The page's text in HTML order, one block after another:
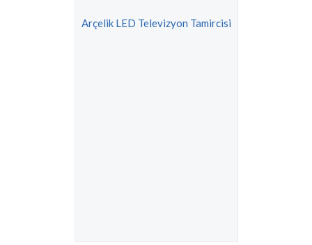
Arçelik LED Televizyon Tamircisi